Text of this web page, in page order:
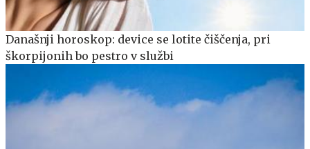
Današnji horoskop: device se lotite čiščenja, pri
škorpijonih bo pestro v službi